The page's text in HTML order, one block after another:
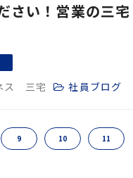
さい！営業の三宅
ス 三宅 社員ブログ
9 10 11